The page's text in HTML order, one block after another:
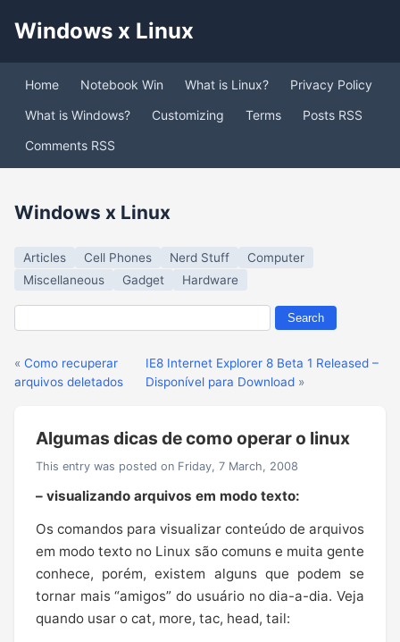
Windows x Linux
Home Notebook Win What is Linux?
Privacy Policy
What is Windows?
Customizing Terms
Posts RSS
Comments RSS
Windows x Linux
Articles Cell Phones Nerd Stuff
Computer
Miscellaneous
Gadget Hardware
« Como recuperar
arquivos deletados
IE8 Internet Explorer 8 Beta 1 Released –
Disponível para Download»
Algumas dicas de como operar o linux
This entry was posted on Friday, 7 March, 2008
– visualizando arquivos em modo texto:
Os comandos para visualizar conteúdo de arquivos
em modo texto no Linux são comuns e muita gente
conhece, porém, existem alguns que podem se
tornar mais “amigos” do usuário no dia-a-dia. Veja
quando usar o cat, more, tac, head, tail: